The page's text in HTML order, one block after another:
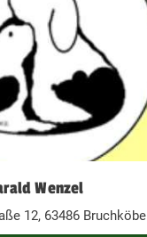
Wenzel
12, 63486 Bruchköbel